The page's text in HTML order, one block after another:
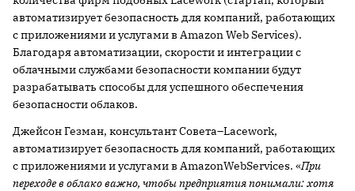
автоматизирует безопасность для компаний, работающих
с приложениями и услугами в Amazon Web Services).
Благодаря автоматизации, скорости и интеграции с
облачными службами безопасности компании будут
разрабатывать способы для успешного обеспечения
безопасности облаков.
Джейсон Гезман, консультант Совета–Lacework,
автоматизирует безопасность для компаний, работающих
с приложениями и услугами в AmazonWebServices. «При
переходе в облако важно, чтобы предприятия понимали: хотя